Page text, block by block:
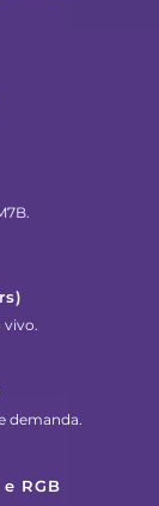
vivo.
demanda.
RGB